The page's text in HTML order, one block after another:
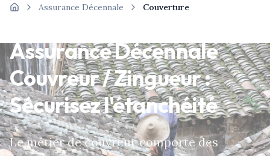
Accueil Assurance Décennale Couverture
Assurance Décennale
Couvreur / Zingueur :
Sécurisez l'étanchéité
Le métier de couvreur comporte des